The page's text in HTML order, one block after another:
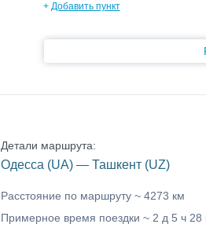
+ Добавить пункт
Детали маршрута:
Одесса (UA) — Ташкент (UZ)
Расстояние по маршруту ~ 4273 км
Примерное время поездки ~ 2 д 5 ч 28